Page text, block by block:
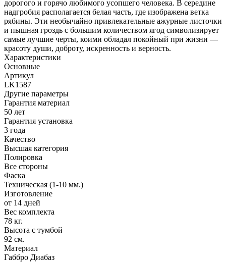
дорогого и горячо любимого усопшего человека. В середине
надгробия располагается белая часть, где изображена ветка
рябины. Эти необычайно привлекательные ажурные листочки
и пышная гроздь с большим количеством ягод символизирует
самые лучшие черты, коими обладал покойный при жизни —
красоту души, доброту, искренность и верность.
Характеристики
Основные
Артикул
LK1587
Другие параметры
Гарантия материал
50 лет
Гарантия установка
3 года
Качество
Высшая категория
Полировка
Все стороны
Фаска
Техническая (1-10 мм.)
Изготовление
от 14 дней
Вес комплекта
78 кг.
Высота с тумбой
92 см.
Материал
Габбро Диабаз